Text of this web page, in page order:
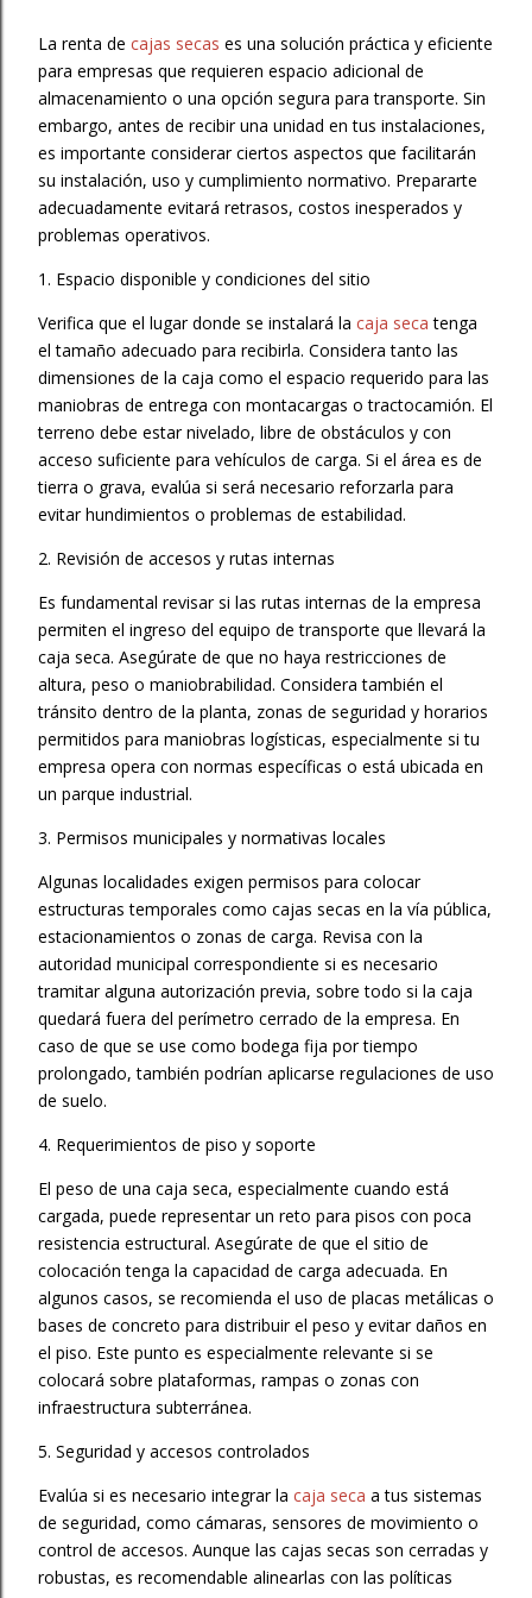
La renta de cajas secas es una solución práctica y eficiente
para empresas que requieren espacio adicional de
almacenamiento o una opción segura para transporte. Sin
embargo, antes de recibir una unidad en tus instalaciones,
es importante considerar ciertos aspectos que facilitarán
su instalación, uso y cumplimiento normativo. Prepararte
adecuadamente evitará retrasos, costos inesperados y
problemas operativos.
1. Espacio disponible y condiciones del sitio
Verifica que el lugar donde se instalará la caja secatenga
el tamaño adecuado para recibirla. Considera tanto las
dimensiones de la caja como el espacio requerido para las
maniobras de entrega con montacargas o tractocamión. El
terreno debe estar nivelado, libre de obstáculos y con
acceso suficiente para vehículos de carga. Si el área es de
tierra o grava, evalúa si será necesario reforzarla para
evitar hundimientos o problemas de estabilidad.
2. Revisión de accesos y rutas internas
Es fundamental revisar si las rutas internas de la empresa
permiten el ingreso del equipo de transporte que llevará la
caja seca. Asegúrate de que no haya restricciones de
altura, peso o maniobrabilidad. Considera también el
tránsito dentro de la planta, zonas de seguridad y horarios
permitidos para maniobras logísticas, especialmente si tu
empresa opera con normas específicas o está ubicada en
un parque industrial.
3. Permisos municipales y normativas locales
Algunas localidades exigen permisos para colocar
estructuras temporales como cajas secas en la vía pública,
estacionamientos o zonas de carga. Revisa con la
autoridad municipal correspondiente si es necesario
tramitar alguna autorización previa, sobre todo si la caja
quedará fuera del perímetro cerrado de la empresa. En
caso de que se use como bodega fija por tiempo
prolongado, también podrían aplicarse regulaciones de uso
de suelo.
4. Requerimientos de piso y soporte
El peso de una caja seca, especialmente cuando está
cargada, puede representar un reto para pisos con poca
resistencia estructural. Asegúrate de que el sitio de
colocación tenga la capacidad de carga adecuada. En
algunos casos, se recomienda el uso de placas metálicas o
bases de concreto para distribuir el peso y evitar daños en
el piso. Este punto es especialmente relevante si se
colocará sobre plataformas, rampas o zonas con
infraestructura subterránea.
5. Seguridad y accesos controlados
Evalúa si es necesario integrar la caja seca a tus sistemas
de seguridad, como cámaras, sensores de movimiento o
control de accesos. Aunque las cajas secas son cerradas y
robustas, es recomendable alinearlas con las políticas